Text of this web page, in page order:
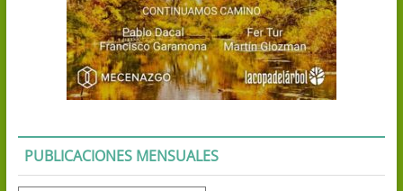
PUBLICACIONES MENSUALES